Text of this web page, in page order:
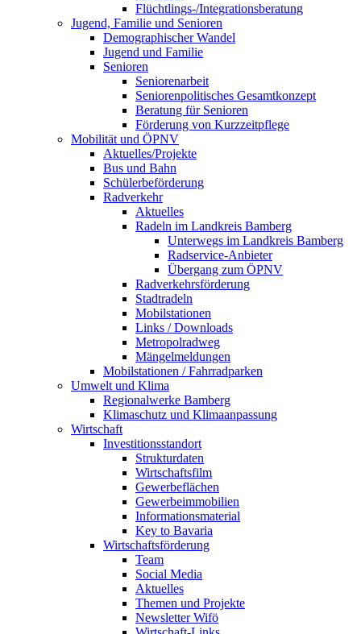
Flüchtlings-/Integrationsberatung
Jugend, Familie und Senioren
Demographischer Wandel
Jugend und Familie
Senioren
Seniorenarbeit
Seniorenpolitisches Gesamtkonzept
Beratung für Senioren
Förderung von Kurzzeitpflege
Mobilität und ÖPNV
Aktuelles/Projekte
Bus und Bahn
Schülerbeförderung
Radverkehr
Aktuelles
Radeln im Landkreis Bamberg
Unterwegs im Landkreis Bamberg
Radservice-Anbieter
Übergang zum ÖPNV
Radverkehrsförderung
Stadtradeln
Mobilstationen
Links / Downloads
Metropolradweg
Mängelmeldungen
Mobilstationen / Fahrradparken
Umwelt und Klima
Regionalwerke Bamberg
Klimaschutz und Klimaanpassung
Wirtschaft
Investitionsstandort
Strukturdaten
Wirtschaftsfilm
Gewerbeflächen
Gewerbeimmobilien
Informationsmaterial
Key to Bavaria
Wirtschaftsförderung
Team
Social Media
Aktuelles
Themen und Projekte
Newsletter Wifö